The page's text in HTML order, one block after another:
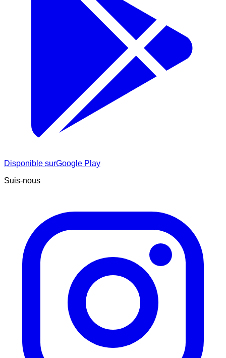
Disponible surGoogle Play
Suis-nous